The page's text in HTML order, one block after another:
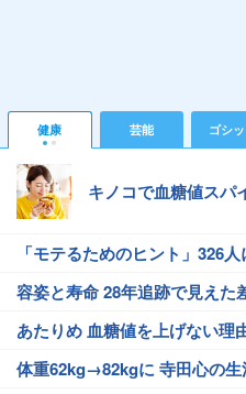
健康 芸能 ゴシ
キノコで血糖値スパ
「モテるためのヒント」326人
容姿と寿命 28年追跡で見えた
あたりめ 血糖値を上げない理
体重62kg→82kgに 寺田心の生